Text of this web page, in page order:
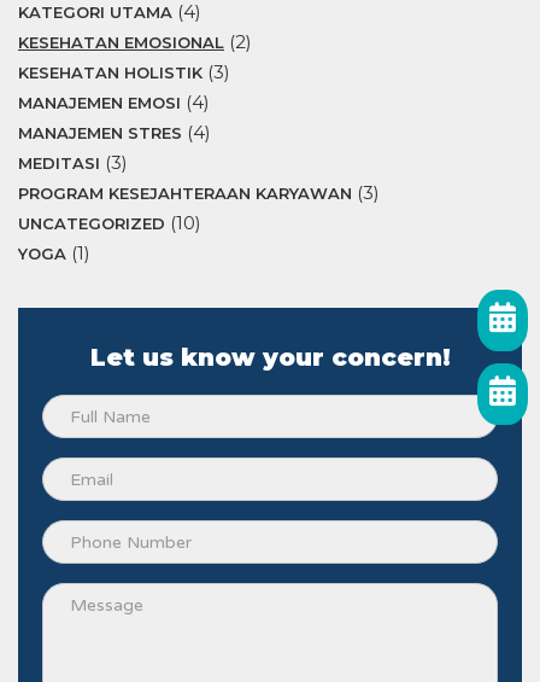
KATEGORI UTAMA (4)
KESEHATAN EMOSIONAL (2)
KESEHATAN HOLISTIK (3)
MANAJEMEN EMOSI (4)
MANAJEMEN STRES (4)
MEDITASI (3)
PROGRAM KESEJAHTERAAN KARYAWAN (3)
UNCATEGORIZED (10)
YOGA (1)
Let us know your concern!